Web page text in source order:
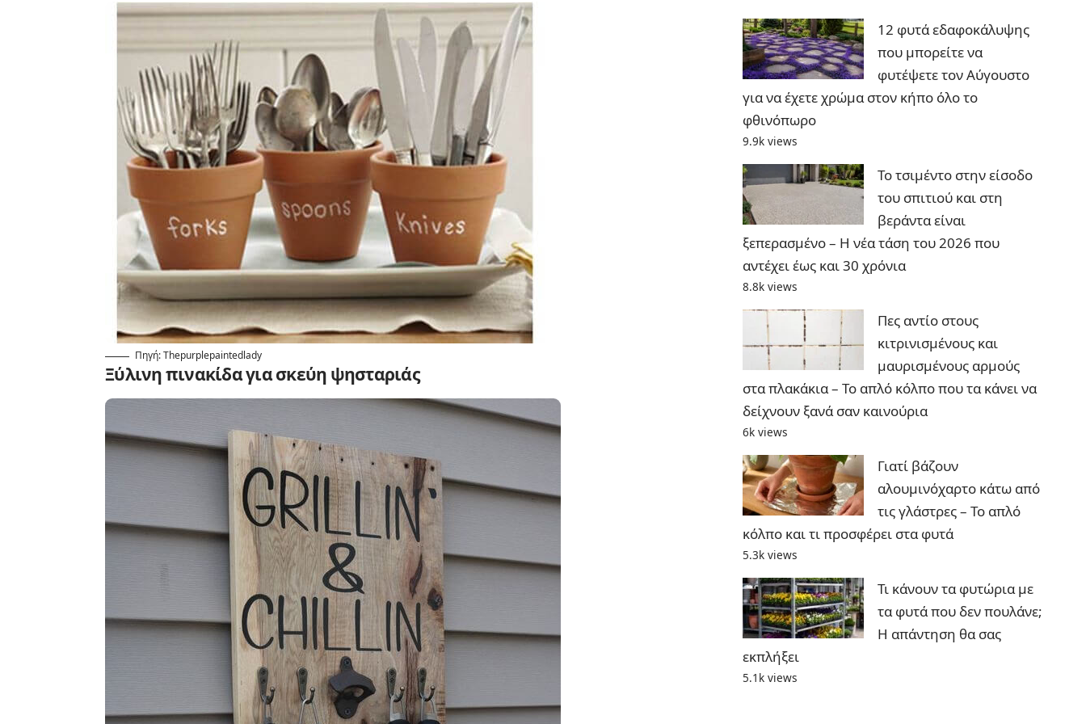
Πηγή: Thepurplepaintedlady
Ξύλινη πινακίδα για σκεύη ψησταριάς
12 φυτά εδαφοκάλυψης
που μπορείτε να
φυτέψετε τον Αύγουστο
για να έχετε χρώμα στον κήπο όλο το
φθινόπωρο
9.9k views
Το τσιμέντο στην είσοδο
του σπιτιού και στη
βεράντα είναι
ξεπερασμένο – Η νέα τάση του 2026 που
αντέχει έως και 30 χρόνια
8.8k views
Πες αντίο στους
κιτρινισμένους και
μαυρισμένους αρμούς
στα πλακάκια – Το απλό κόλπο που τα κάνει να
δείχνουν ξανά σαν καινούρια
6k views
Γιατί βάζουν
αλουμινόχαρτο κάτω από
τις γλάστρες – Το απλό
κόλπο και τι προσφέρει στα φυτά
5.3k views
Τι κάνουν τα φυτώρια με
τα φυτά που δεν πουλάνε;
Η απάντηση θα σας
εκπλήξει
5.1k views